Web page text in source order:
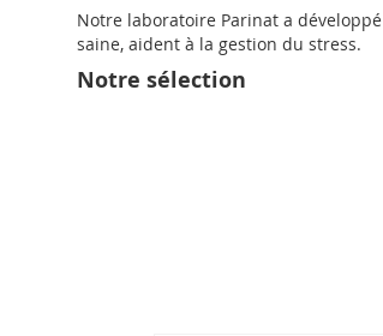
Notre laboratoire Parinat a
saine, aident à la gestion du stress.
Notre sélection